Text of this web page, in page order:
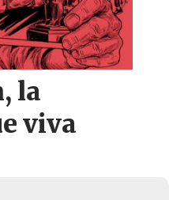
la
viva